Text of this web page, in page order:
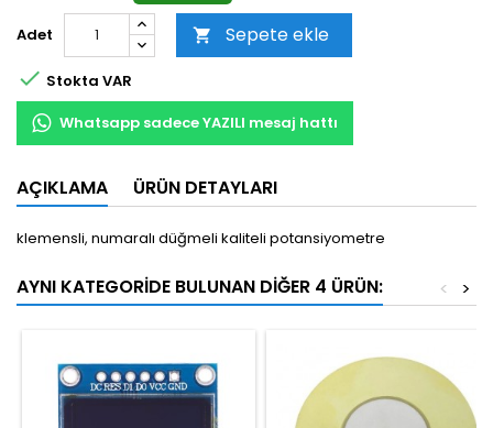
Adet  Sepete ekle
 Stokta VAR
Whatsapp sadece YAZILI mesaj hattı
AÇIKLAMA ÜRÜN DETAYLARI
klemensli, numaralı düğmeli kaliteli potansiyometre
AYNI KATEGORIDE BULUNAN DIĞER 4 ÜRÜN: >
<